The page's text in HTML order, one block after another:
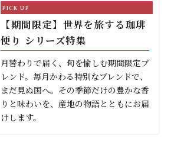
【期間限定】世界を旅する珈琲
便り シリーズ特集
月替わりで届く、旬を愉しむ期間限定ブ
レンド。毎月かわる特別なブレンドで、
まだ見ぬ国へ。その季節だけの豊かな香
りと味わいを、産地の物語とともにお届
けします。